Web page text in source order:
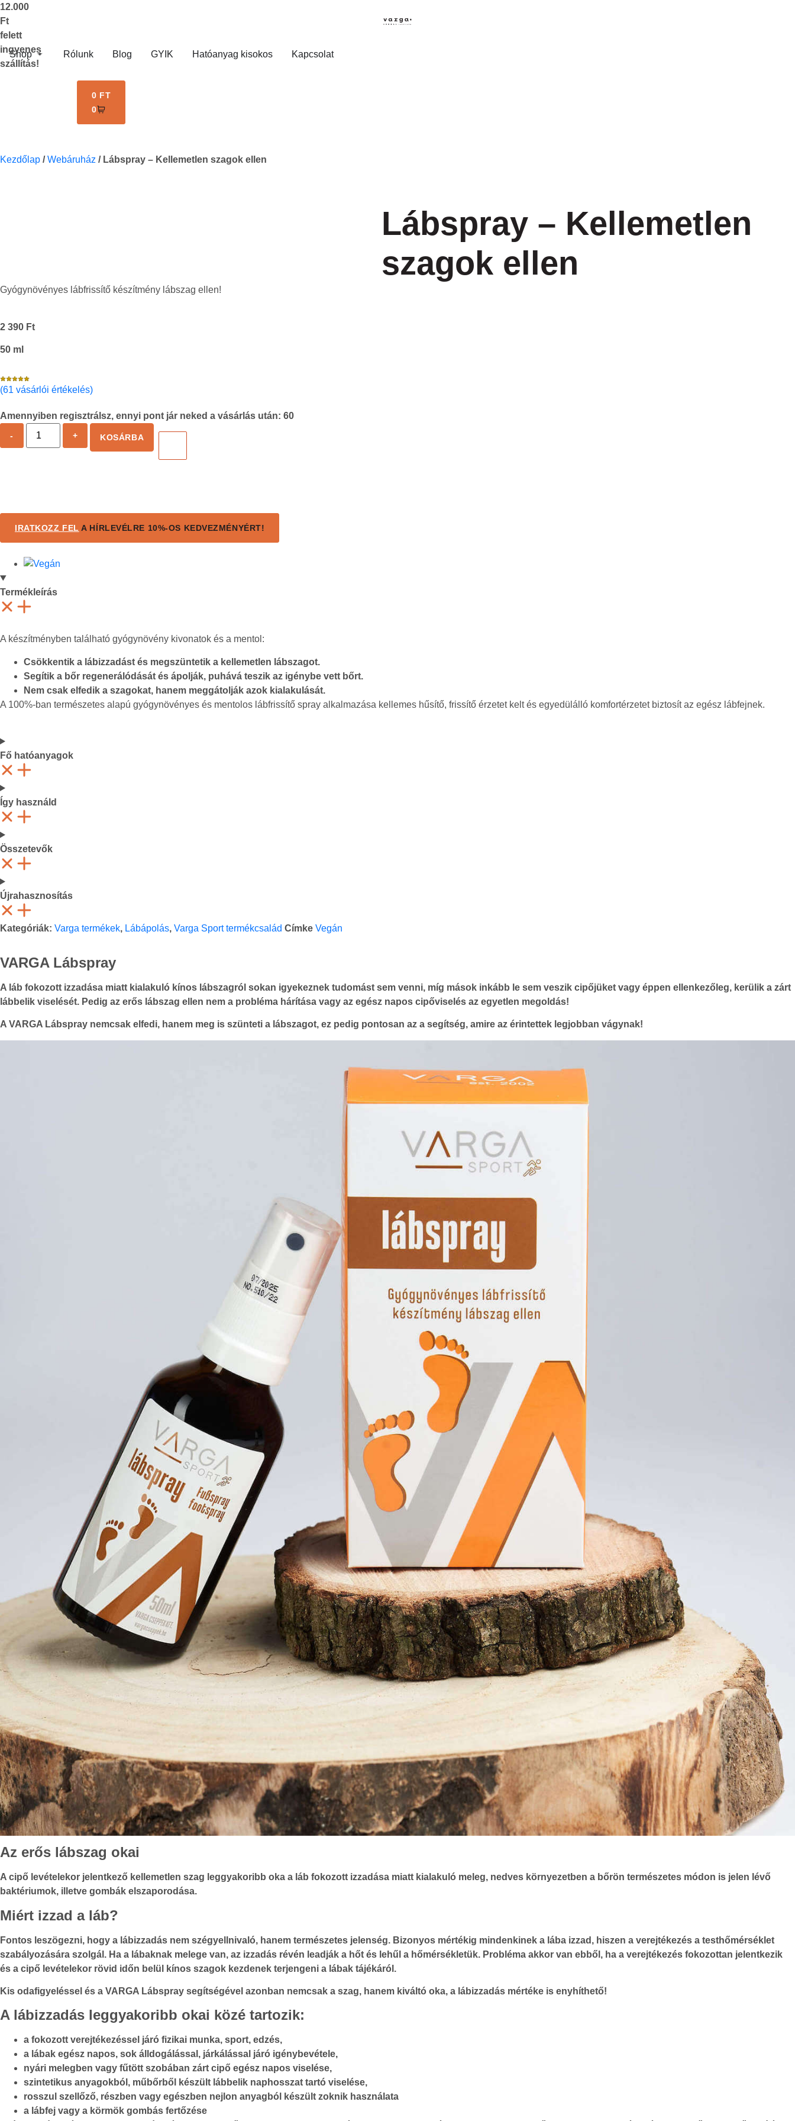
12.000
Ft
felett
ingyenes
szállítás!
Shop Rólunk Blog GYIK Hatóanyag kisokos Kapcsolat
0 FT
0
Kezdőlap /Webáruház / Lábspray – Kellemetlen szagok ellen
Lábspray – Kellemetlen
szagok ellen
Gyógynövényes lábfrissítő készítmény lábszag ellen!
2 390 Ft
50 ml
(61 vásárlói értékelés)
Amennyiben regisztrálsz, ennyi pont jár neked a vásárlás után: 60
- + KOSÁRBA
IRATKOZZ FEL A HÍRLEVÉLRE 10%-OS KEDVEZMÉNYÉRT!
Termékleírás
A készítményben található gyógynövény kivonatok és a mentol:
Csökkentik a lábizzadást és megszüntetik a kellemetlen lábszagot.
Segítik a bőr regenerálódását és ápolják, puhává teszik az igénybe vett bőrt.
Nem csak elfedik a szagokat, hanem meggátolják azok kialakulását.
A 100%-ban természetes alapú gyógynövényes és mentolos lábfrissítő spray alkalmazása kellemes hűsítő, frissítő érzetet kelt és egyedülálló komfortérzetet biztosít az egész lábfejnek.
Fő hatóanyagok
Így használd
Összetevők
Újrahasznosítás
Kategóriák: Varga termékek, Lábápolás, Varga Sport termékcsalád Címke Vegán
VARGA Lábspray
A láb fokozott izzadása miatt kialakuló kínos lábszagról sokan igyekeznek tudomást sem venni, míg mások inkább le sem veszik cipőjüket vagy éppen ellenkezőleg, kerülik a zárt
lábbelik viselését. Pedig az erős lábszag ellen nem a probléma hárítása vagy az egész napos cipőviselés az egyetlen megoldás!
A VARGA Lábspray nemcsak elfedi, hanem meg is szünteti a lábszagot, ez pedig pontosan az a segítség, amire az érintettek legjobban vágynak!
Az erős lábszag okai
A cipő levételekor jelentkező kellemetlen szag leggyakoribb oka a láb fokozott izzadása miatt kialakuló meleg, nedves környezetben a bőrön természetes módon is jelen lévő
baktériumok, illetve gombák elszaporodása.
Miért izzad a láb?
Fontos leszögezni, hogy a lábizzadás nem szégyellnivaló, hanem természetes jelenség. Bizonyos mértékig mindenkinek a lába izzad, hiszen a verejtékezés a testhőmérséklet
szabályozására szolgál. Ha a lábaknak melege van, az izzadás révén leadják a hőt és lehűl a hőmérsékletük. Probléma akkor van ebből, ha a verejtékezés fokozottan jelentkezik
és a cipő levételekor rövid időn belül kínos szagok kezdenek terjengeni a lábak tájékáról.
Kis odafigyeléssel és a VARGA Lábspray segítségével azonban nemcsak a szag, hanem kiváltó oka, a lábizzadás mértéke is enyhíthető!
A lábizzadás leggyakoribb okai közé tartozik:
a fokozott verejtékezéssel járó fizikai munka, sport, edzés,
a lábak egész napos, sok álldogálással, járkálással járó igénybevétele,
nyári melegben vagy fűtött szobában zárt cipő egész napos viselése,
szintetikus anyagokból, műbőrből készült lábbelik naphosszat tartó viselése,
rosszul szellőző, részben vagy egészben nejlon anyagból készült zoknik használata
a lábfej vagy a körmök gombás fertőzése